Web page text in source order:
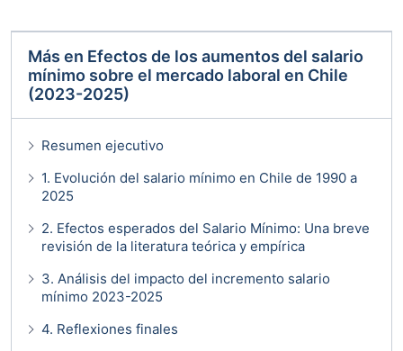
Más en Efectos de los aumentos del salario
mínimo sobre el mercado laboral en Chile
(2023-2025)
Resumen ejecutivo
1. Evolución del salario mínimo en Chile de 1990 a
2025
2. Efectos esperados del Salario Mínimo: Una breve
revisión de la literatura teórica y empírica
3. Análisis del impacto del incremento salario
mínimo 2023-2025
4. Reflexiones finales